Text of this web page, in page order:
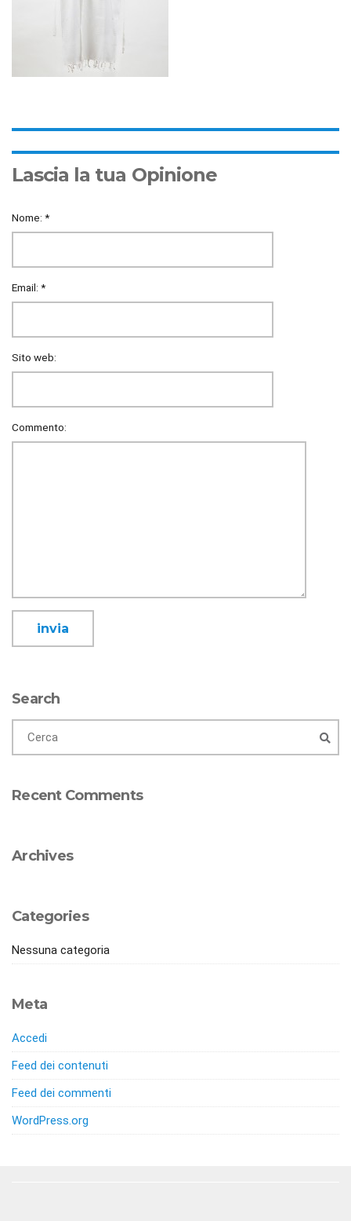
Lascia la tua Opinione
Nome: *
Email: *
Sito web:
Commento:
Search
Recent Comments
Archives
Categories
Nessuna categoria
Meta
Accedi
Feed dei contenuti
Feed dei commenti
WordPress.org